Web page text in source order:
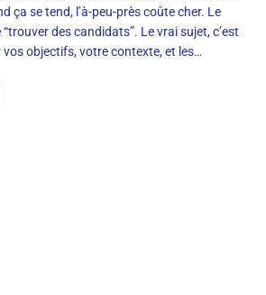
ça se tend, l’à-peu-près coûte cher. Le
“trouver des candidats”. Le vrai sujet, c’est
vos objectifs, votre contexte, et les…